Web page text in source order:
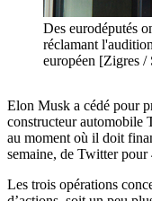
Des eurodéputés
réclamant
européen [Zigres /
Elon Musk a cédé pour
constructeur automobile
au moment où il doit
semaine, de Twitter
Les trois opérations